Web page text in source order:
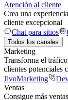
Atención al cliente
Crea una
cliente excepcional
Chat para sitios
Todos los canales
Marketing
Transforma el
clientes potenciales
JivoMarketing
Ventas
Consigue más